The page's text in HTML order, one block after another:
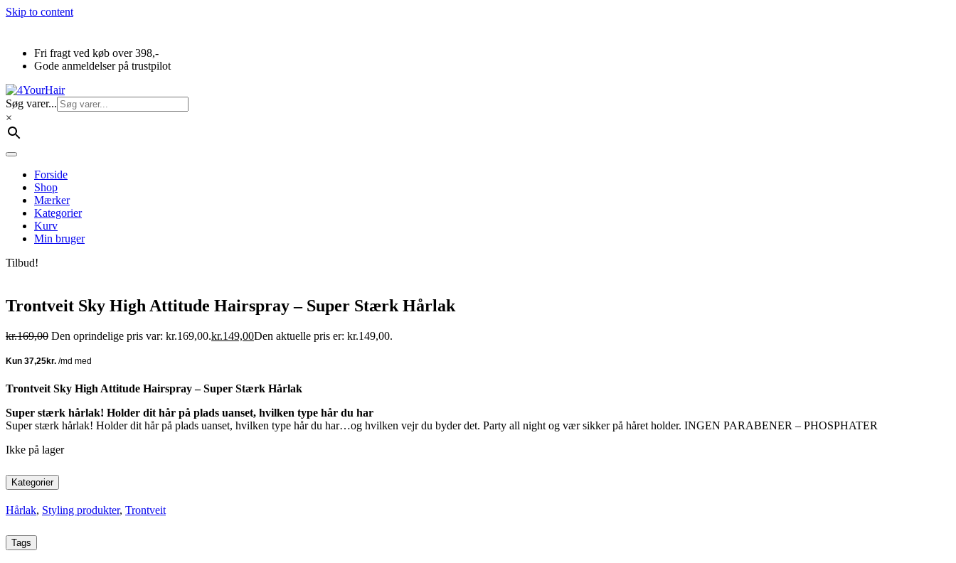
Skip to content
Fri fragt ved køb over 398,-
Gode anmeldelser på trustpilot
Søg varer...
×
Forside
Shop
Mærker
Kategorier
Kurv
Min bruger
Tilbud!
Trontveit Sky High Attitude Hairspray – Super Stærk Hårlak
kr.169,00 Den oprindelige pris var: kr.169,00.kr.149,00Den aktuelle pris er: kr.149,00.
Trontveit Sky High Attitude Hairspray – Super Stærk Hårlak
Super stærk hårlak! Holder dit hår på plads uanset, hvilken type hår du har
Super stærk hårlak! Holder dit hår på plads uanset, hvilken type hår du har…og hvilken vejr du byder det. Party all night og vær sikker på håret holder. INGEN PARABENER – PHOSPHATER
Ikke på lager
Kategorier
Hårlak, Styling produkter, Trontveit
Tags